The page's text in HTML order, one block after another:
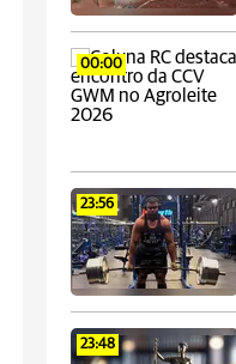
00:00
23:56
23:48